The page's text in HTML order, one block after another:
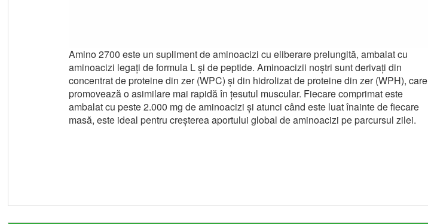
Amino 2700 este un supliment de aminoacizi cu eliberare prelungită, ambalat cu
aminoacizi legați de formula L și de peptide. Aminoacizii noștri sunt derivați din
concentrat de proteine din zer (WPC) și din hidrolizat de proteine din zer (WPH), care
promovează o asimilare mai rapidă în țesutul muscular. Fiecare comprimat este
ambalat cu peste 2.000 mg de aminoacizi și atunci când este luat înainte de fiecare
masă, este ideal pentru creșterea aportului global de aminoacizi pe parcursul zilei.